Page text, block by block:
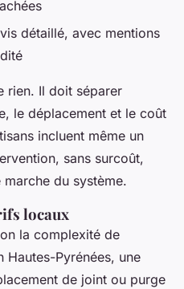
détaillé, avec mentions
rien. Il doit séparer
le déplacement et le coût
incluent même un
sans surcoût,
marche du système.
locaux
la complexité de
Hautes-Pyrénées, une
de joint ou purge